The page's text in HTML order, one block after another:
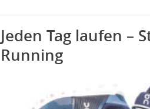
Jeden Tag laufen –
Running